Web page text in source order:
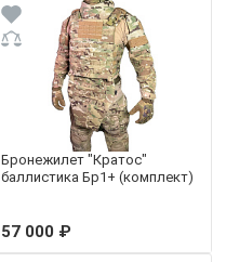
Бронежилет "Кратос"
баллистика Бр1+ (комплект)
57 000 ₽